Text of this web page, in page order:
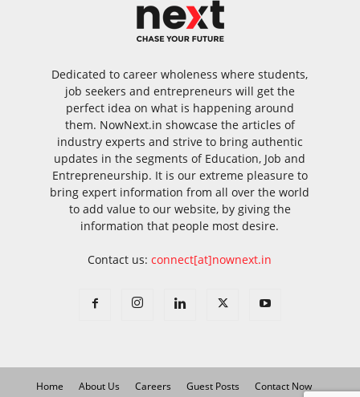
Dedicated to career wholeness where students,
job seekers and entrepreneurs will get the
perfect idea on what is happening around
them. NowNext.in showcase the articles of
industry experts and strive to bring authentic
updates in the segments of Education, Job and
Entrepreneurship. It is our extreme pleasure to
bring expert information from all over the world
to add value to our website, by giving the
information that people most desire.
Contact us:connect[at]nownext.in
Home About Us Careers Guest Posts
Contact Now